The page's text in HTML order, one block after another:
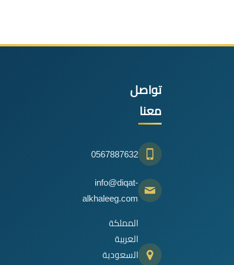
تواصل
معنا
0567887632
info@diqat-
alkhaleeg.com
المملكة
العربية
السعودية